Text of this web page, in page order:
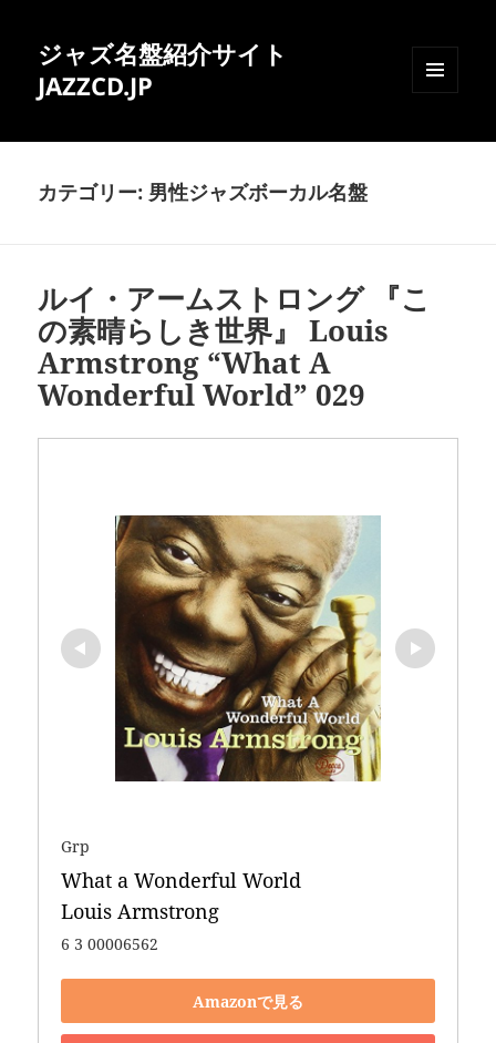
ジャズ名盤紹介サイト
JAZZCD.JP
ィジェ
カテゴリー: 男性ジャズボーカル名盤
ルイ・アームストロング 『こ
の素晴らしき世界』 Louis
Armstrong “What A
Wonderful World” 029
Grp
What a Wonderful World
Louis Armstrong
6 3 00006562
Amazonで見る